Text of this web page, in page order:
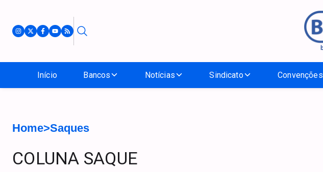
Início Bancos Notícias Sindicato Convenções
Home>Saques
COLUNA SAQUE